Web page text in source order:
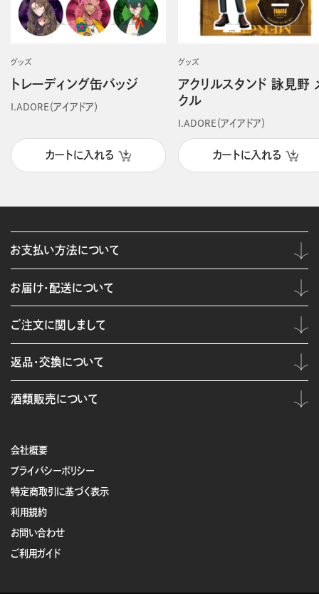
グッズ
トレーディング缶バッジ
I.ADORE（アイアドア）
カートに入れる
グッズ
アクリルスタンド 詠見野
クル
I.ADORE（アイアドア）
カートに入れる
会社概要
プライバシーポリシー
特定商取引に基づく表示
利用規約
お問い合わせ
ご利用ガイド
お支払い方法について
お届け・配送について
ご注文に関しまして
返品・交換について
酒類販売について